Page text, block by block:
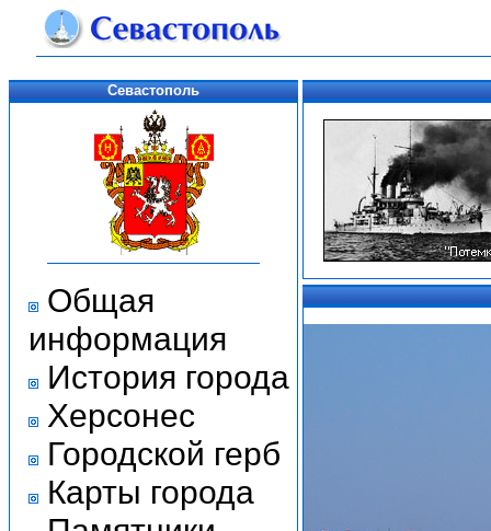
Севастополь
Общая
информация
История города
Херсонес
Городской герб
Карты города